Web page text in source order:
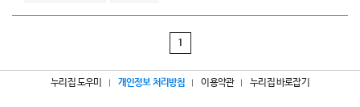
1
누리집 도우미 개인정보 처리방침 이용약관 누리집 바로잡기